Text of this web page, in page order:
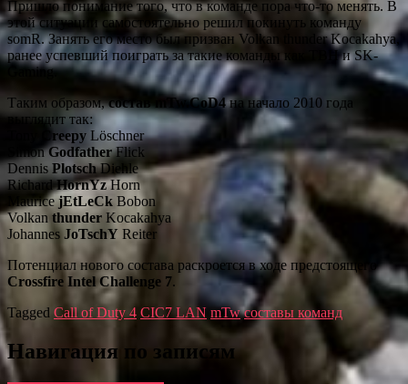
Пришло понимание того, что в команде пора что-то менять. В
этой ситуации самостоятельно решил покинуть команду
somR. Занять его место был призван Volkan thunder Kocakahya,
ранее успевший поиграть за такие команды как TBH и SK-
Gaming.
Таким образом,состав mTw.CoD4на начало 2010 года
выглядит так:
Creepy Löschner
SimonGodfatherFlick
Dennis PlotschDiehle
RichardHornYzHorn
MauricejEtLeCk Bobon
Volkan thunder Kocakahya
Johannes JoTschY Reiter
Потенциал нового состава раскроется в ходе предстоящего
Crossfire Intel Challenge 7.
Tagged Call of Duty 4 CIC7 LAN mTw составы команд
Навигация по записям